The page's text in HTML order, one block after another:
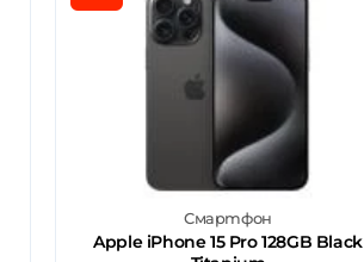
Смартфон
Apple iPhone 15 Pro 128GB Black